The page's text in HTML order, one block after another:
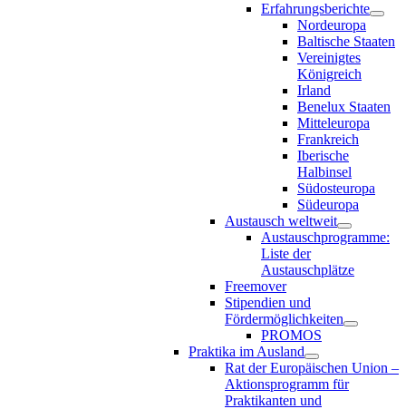
Erfahrungsberichte
Nordeuropa
Baltische Staaten
Vereinigtes
Königreich
Irland
Benelux Staaten
Mitteleuropa
Frankreich
Iberische
Halbinsel
Südosteuropa
Südeuropa
Austausch weltweit
Austauschprogramme:
Liste der
Austauschplätze
Freemover
Stipendien und
Fördermöglichkeiten
PROMOS
Praktika im Ausland
Rat der Europäischen Union –
Aktionsprogramm für
Praktikanten und